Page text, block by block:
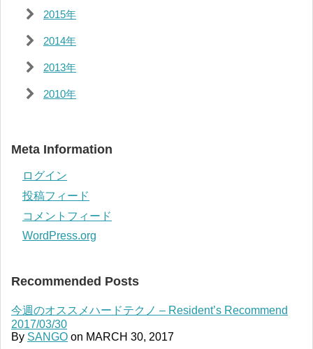
2015年
2014年
2013年
2010年
Meta Information
ログイン
投稿フィード
コメントフィード
WordPress.org
Recommended Posts
今週のオススメハードテクノ – Resident’s Recommend
2017/03/30
By SANGO on MARCH 30, 2017